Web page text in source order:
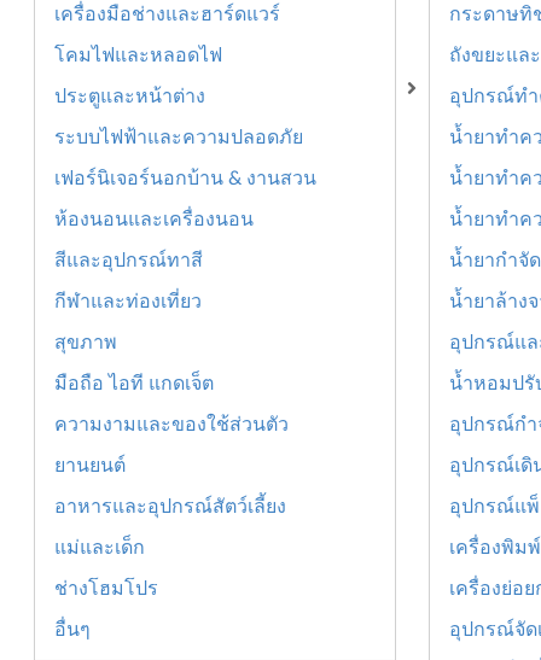
เครื่องมือช่างและฮาร์ดแวร์
โคมไฟและหลอดไฟ
ประตูและหน้าต่าง
ระบบไฟฟ้าและความปลอดภัย
เฟอร์นิเจอร์นอกบ้าน & งานสวน
ห้องนอนและเครื่องนอน
สีและอุปกรณ์ทาสี
กีฬาและท่องเที่ยว
สุขภาพ
มือถือ ไอที แกดเจ็ต
ความงามและของใช้ส่วนตัว
ยานยนต์
อาหารและอุปกรณ์สัตว์เลี้ยง
แม่และเด็ก
ช่างโฮมโปร
อื่นๆ
กระดาษทิ
ถังขยะแล
อุปกรณ์ทำ
น้ำยาทำค
น้ำยาทำค
น้ำยาทำค
น้ำยากำจั
น้ำยาล้าง
อุปกรณ์แ
น้ำหอมปรั
อุปกรณ์กำ
อุปกรณ์เดิ
อุปกรณ์แพ็
เครื่องพิม
เครื่องย่อ
อุปกรณ์จัด